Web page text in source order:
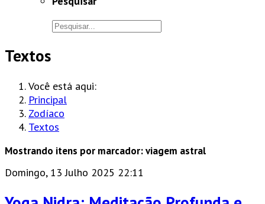
Textos
Você está aqui:
Principal
Zodíaco
Textos
Mostrando itens por marcador: viagem astral
Domingo, 13 Julho 2025 22:11